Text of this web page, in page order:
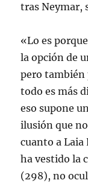
tras Neymar,
«Lo es
la opción de
pero también
todo es más
eso supone
ilusión que
cuanto a Laia
ha vestido la
(298), no